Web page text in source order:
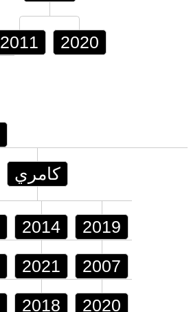
2011 2020
كامري
2014 2019
2021 2007
2018 2020